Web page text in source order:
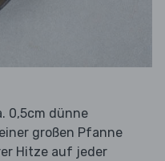
0,5cm dünne
großen Pfanne
Hitze auf jeder